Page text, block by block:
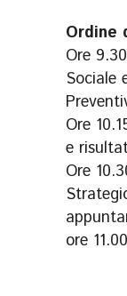
Ordine
Ore
Sociale
Ore
e
Ore
ore